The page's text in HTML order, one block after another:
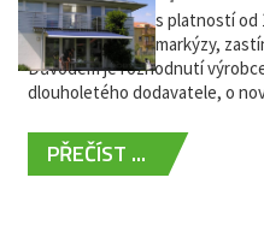
Vážení zákazníci, s platností od
nabídky výsuvné markýzy,
Důvodem je rozhodnutí
dlouholetého dodavatele, o
PŘEČÍST ...